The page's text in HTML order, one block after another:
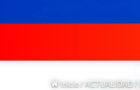
Inicio / ACTUALIDAD /